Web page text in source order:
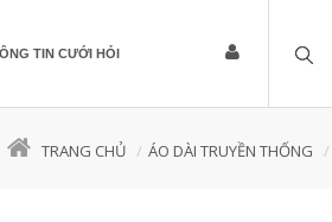
TIN CƯỚI HỎI
TRANG CHỦ ÁO DÀI TRUYỀN THỐNG